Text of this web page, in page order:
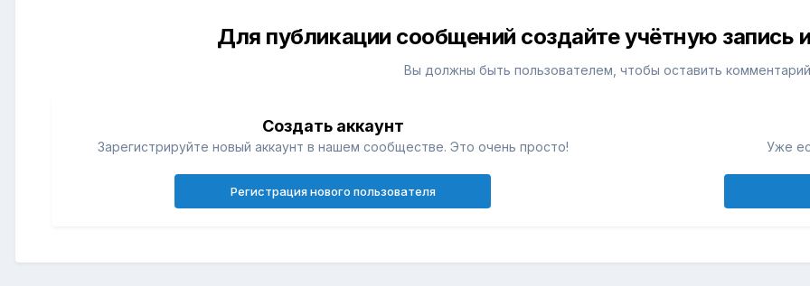
Для публикации сообщений создайте учётную запись
Вы должны быть пользователем, чтобы оставить комментарий
Создать аккаунт
Зарегистрируйте новый аккаунт в нашем сообществе. Это очень просто!
Регистрация нового пользователя
Уже